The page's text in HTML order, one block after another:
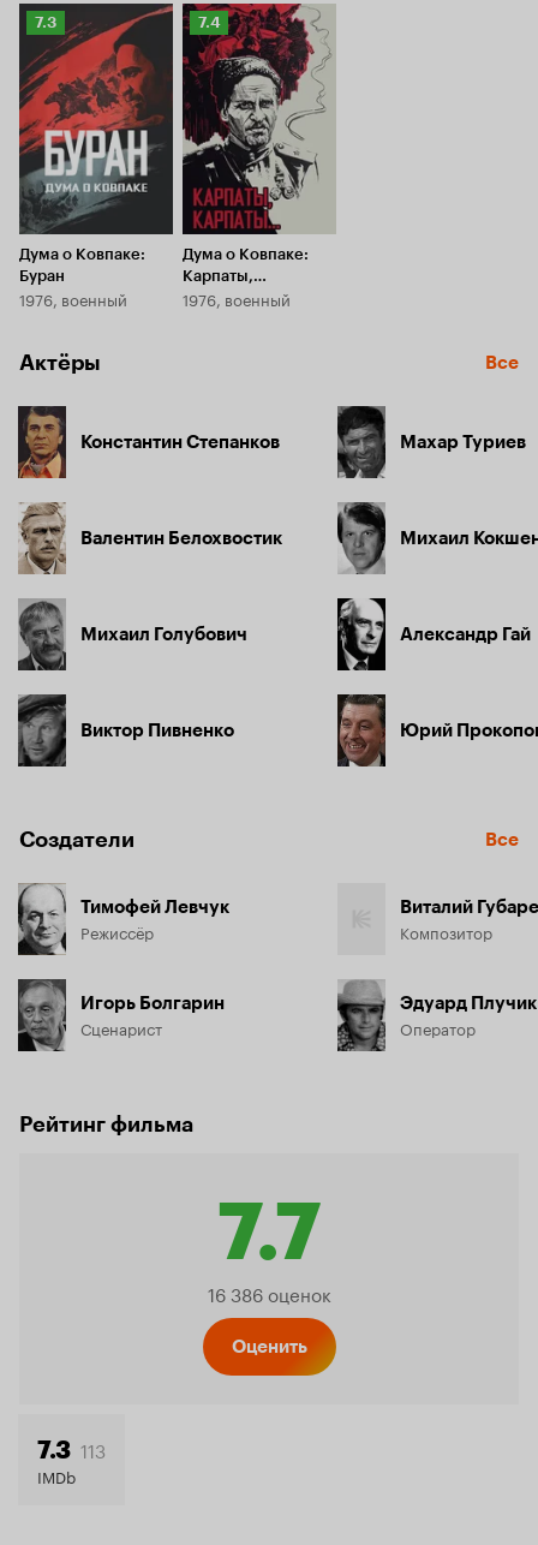
Рейтинг
Кинопоиска
7.3
7.3
Дума о Ковпаке:
Буран
1976, военный
Рейтинг
Кинопоиска
7.4
7.4
Дума о Ковпаке:
Карпаты,
Карпаты...
1976, военный
Актёры Все
Константин Степанков
Валентин Белохвостик
Михаил Голубович
Виктор Пивненко
Махар Туриев
Михаил
Александр Гай
Юрий
Создатели Все
Тимофей Левчук
Режиссёр
Игорь Болгарин
Сценарист
Виталий
Композитор
Эдуард Плучик
Оператор
Рейтинг фильма
7.7
Рейтинг
16 386 оценок
Оценить
7.3 113
IMDb